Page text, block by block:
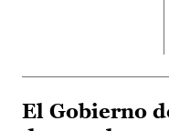
El Gobierno